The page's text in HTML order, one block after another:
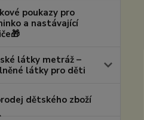
poukazy pro
a nastávající
látky metráž –
látky pro děti
dětského zboží